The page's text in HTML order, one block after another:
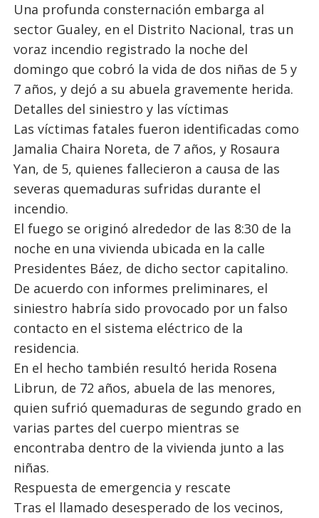
Una profunda consternación embarga al
sector Gualey, en el Distrito Nacional, tras un
voraz incendio registrado la noche del
domingo que cobró la vida de dos niñas de 5 y
7 años, y dejó a su abuela gravemente herida.
Detalles del siniestro y las víctimas
Las víctimas fatales fueron identificadas como
Jamalia Chaira Noreta, de 7 años, y Rosaura
Yan, de 5, quienes fallecieron a causa de las
severas quemaduras sufridas durante el
incendio.
El fuego se originó alrededor de las 8:30 de la
noche en una vivienda ubicada en la calle
Presidentes Báez, de dicho sector capitalino.
De acuerdo con informes preliminares, el
siniestro habría sido provocado por un falso
contacto en el sistema eléctrico de la
residencia.
En el hecho también resultó herida Rosena
Librun, de 72 años, abuela de las menores,
quien sufrió quemaduras de segundo grado en
varias partes del cuerpo mientras se
encontraba dentro de la vivienda junto a las
niñas.
Respuesta de emergencia y rescate
Tras el llamado desesperado de los vecinos,